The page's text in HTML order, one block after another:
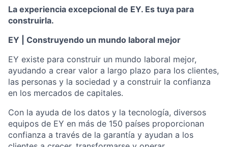
La experiencia excepcional de EY. Es tuya para
construirla.
EY | Construyendo un mundo laboral mejor
EY existe para construir un mundo laboral mejor,
ayudando a crear valor a largo plazo para los clientes,
las personas y la sociedad y a construir la confianza
en los mercados de capitales.
Con la ayuda de los datos y la tecnología, diversos
equipos de EY en más de 150 países proporcionan
confianza a través de la garantía y ayudan a los